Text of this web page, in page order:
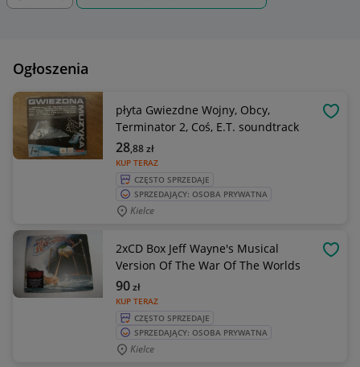
Ogłoszenia
płyta Gwiezdne Wojny, Obcy,
Terminator 2, Coś, E.T. soundtrack
KUP TERAZ
28,88zł
CZĘSTO SPRZEDAJE
SPRZEDAJĄCY: OSOBA PRYWATNA
Kielce
2xCD Box Jeff Wayne's Musical
Version Of The War Of The Worlds
KUP TERAZ
90zł
CZĘSTO SPRZEDAJE
SPRZEDAJĄCY: OSOBA PRYWATNA
Kielce